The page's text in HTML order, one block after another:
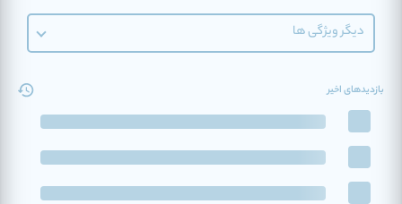
دیگر ویژگی ها
بازدیدهای اخیر